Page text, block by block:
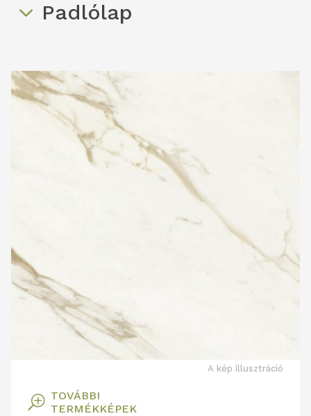
Padlólap
A kép illusztráció
T TOVÁBBI
TERMÉKKÉPEK